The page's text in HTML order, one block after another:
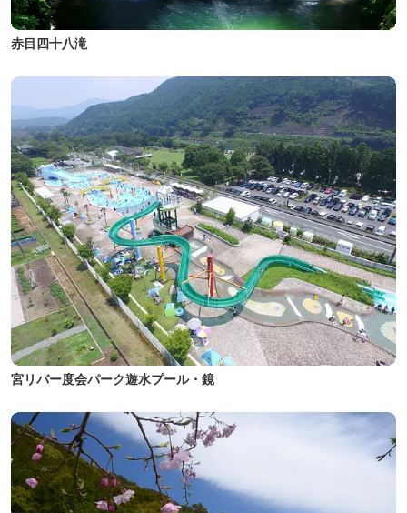
赤目四十八滝
宮リバー度会パーク遊水プール・鏡